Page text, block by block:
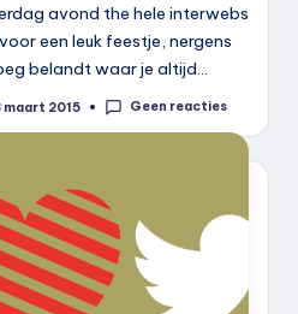
avond the hele interwebs
een leuk feestje, nergens
belandt waar je altijd…
maart 2015 Geen reacties